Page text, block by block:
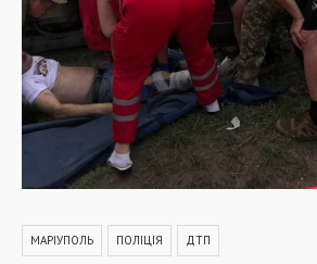
МАРІУПОЛЬ ПОЛІЦІЯ ДТП